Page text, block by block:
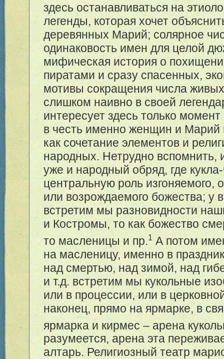
здесь останавливаться на
легенды, которая хочет
деревянных Марий; солярное
одинаковость имен для целой
мифическая история о
пиратами и сразу спасенных,
мотивы сокращения числа
слишком наивно в своей
интересует здесь только
в честь именно женщин и Марий
как сочетание элементов и
народных. Нетрудно вспомнить,
уже и народный обряд, где
центральную роль изгоняемого,
или возрождаемого божества; у
встретим мы разновидности
и Костромы, то как божество
то масленицы и пр.1 А потом
на масленицу, именно в
над смертью, над зимой, над
и т.д. встретим мы кукольные
или в процессии, или в
наконец, прямо на ярмарке, в
ярмарка и кирмес – арена
разумеется, арена эта
алтарь. Религиозный театр